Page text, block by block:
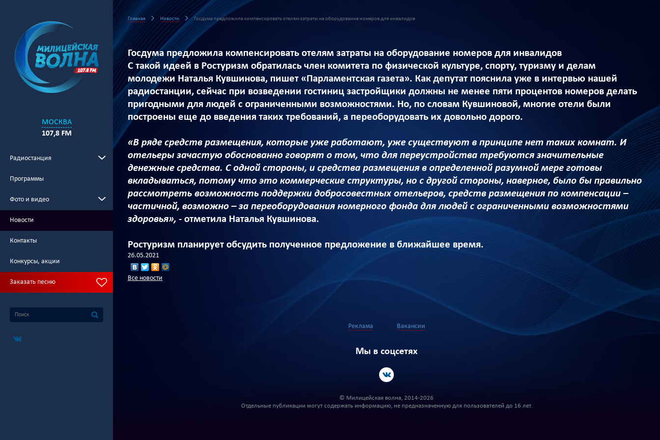
МОСКВА
107,8 FM
Радиостанция
Программы
Фото и видео
Новости
Контакты
Конкурсы, акции
Заказать песню
Главная Новости Госдума предложила компенсировать отелям затраты на оборудование номеров для инвалидов
Госдума предложила компенсировать отелям затраты на оборудование номеров для инвалидов
С такой идеей в Ростуризм обратилась член комитета по физической культуре, спорту, туризму и делам
молодежи Наталья Кувшинова, пишет «Парламентская газета». Как депутат пояснила уже в интервью нашей
радиостанции, сейчас при возведении гостиниц застройщики должны не менее пяти процентов номеров делать
пригодными для людей с ограниченными возможностями. Но, по словам Кувшиновой, многие отели были
построены еще до введения таких требований, а переоборудовать их довольно дорого.
«В ряде средств размещения, которые уже работают, уже существуют в принципе нет таких комнат. И
отельеры зачастую обоснованно говорят о том, что для переустройства требуются значительные
денежные средства. С одной стороны, и средства размещения в определенной разумной мере готовы
вкладываться, потому что это коммерческие структуры, но с другой стороны, наверное, было бы правильно
рассмотреть возможность поддержки добросовестных отельеров, средств размещения по компенсации –
частичной, возможно – за переоборудования номерного фонда для людей с ограниченными возможностями
здоровья», - отметила Наталья Кувшинова.
Ростуризм планирует обсудить полученное предложение в ближайшее время.
26.05.2021
Все новости
Реклама Вакансии
Мы в соцсетях
© Милицейская волна, 2014-2026
Отдельные публикации могут содержать информацию, не предназначенную для пользователей до 16 лет.